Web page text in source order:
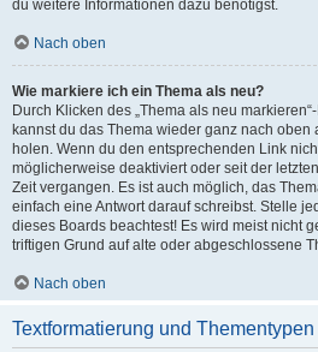
du weitere Informationen dazu benötigst.
Nach oben
Wie markiere ich ein Thema als neu?
Durch Klicken des „Thema als neu
kannst du das Thema wieder ganz nach oben
holen. Wenn du den entsprechenden Link
möglicherweise deaktiviert oder seit der
Zeit vergangen. Es ist auch möglich, das
einfach eine Antwort darauf schreibst. Stelle
dieses Boards beachtest! Es wird meist nicht
triftigen Grund auf alte oder abgeschlossene
Nach oben
Textformatierung und Thementypen